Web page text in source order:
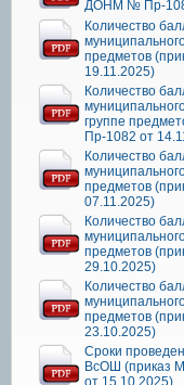
ДОНМ № Пр-
Количество
предметов
19.11.2025)
Количество
группе
Пр-1082 от
Количество
предметов
07.11.2025)
Количество
предметов
29.10.2025)
Количество
предметов
23.10.2025)
Сроки
ВсОШ (приказ
от 15.10.2025)